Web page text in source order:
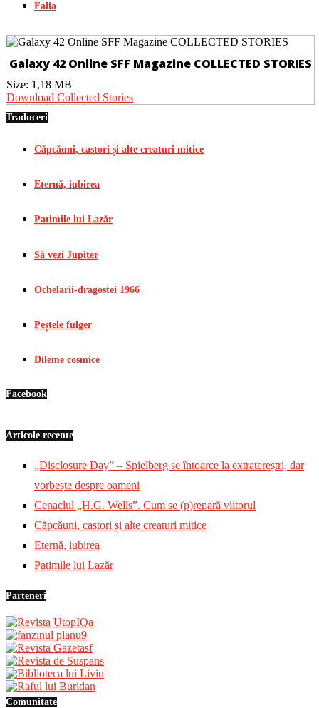
Falia
Galaxy 42 Online SFF Magazine COLLECTED STORIES
Size: 1,18 MB
Download Collected Stories
Traduceri
Căpcăuni, castori și alte creaturi mitice
Eternă, iubirea
Patimile lui Lazăr
Să vezi Jupiter
Ochelarii-dragostei 1966
Peștele fulger
Dileme cosmice
Facebook
Articole recente
„Disclosure Day” – Spielberg se întoarce la extratereștri, dar
vorbește despre oameni
Cenaclul „H.G. Wells”. Cum se (p)repară viitorul
Căpcăuni, castori și alte creaturi mitice
Eternă, iubirea
Patimile lui Lazăr
Parteneri
Comunitate